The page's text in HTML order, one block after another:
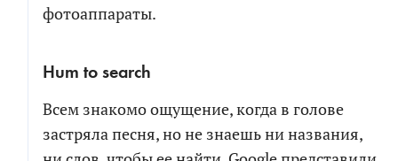
фотоаппараты.
Hum to search
Всем знакомо ощущение, когда в голове
застряла песня, но не знаешь ни названия,